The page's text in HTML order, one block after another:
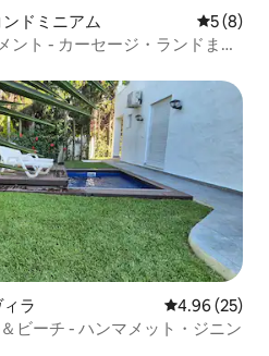
ドミニアム レビュー
5 (8)
ント - カーセージ・ランドまで
。
ラ レビュー25
4.96 (25)
ビーチ - ハンマメット・ジニン